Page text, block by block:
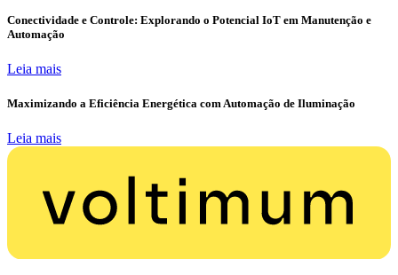
Conectividade e Controle: Explorando o Potencial IoT em Manutenção e
Automação
Leia mais
Maximizando a Eficiência Energética com Automação de Iluminação
Leia mais